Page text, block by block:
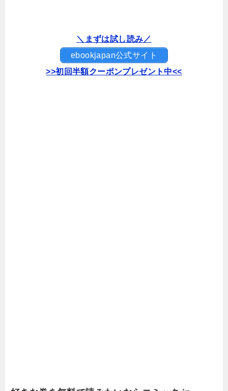
＼まずは試し読み／
ebookjapan公式サイト
>>初回半額クーポンプレゼント中<<